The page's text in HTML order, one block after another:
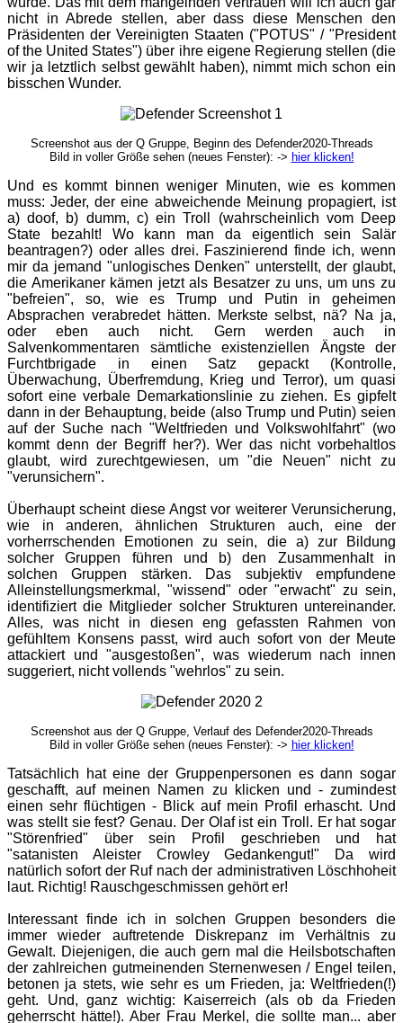
nicht in Abrede stellen, aber dass diese Menschen den
Präsidenten der Vereinigten Staaten ("POTUS" / "President
of the United States") über ihre eigene Regierung stellen (die
wir ja letztlich selbst gewählt haben), nimmt mich schon ein
bisschen Wunder.
Screenshot aus der Q Gruppe, Beginn des Defender2020-Threads
Bild in voller Größe sehen (neues Fenster): -> hier klicken!
Und es kommt binnen weniger Minuten, wie es kommen
muss: Jeder, der eine abweichende Meinung propagiert, ist
a) doof, b) dumm, c) ein Troll (wahrscheinlich vom Deep
State bezahlt! Wo kann man da eigentlich sein Salär
beantragen?) oder alles drei. Faszinierend finde ich, wenn
mir da jemand "unlogisches Denken" unterstellt, der glaubt,
die Amerikaner kämen jetzt als Besatzer zu uns, um uns zu
"befreien", so, wie es Trump und Putin in geheimen
Absprachen verabredet hätten. Merkste selbst, nä? Na ja,
oder eben auch nicht. Gern werden auch in
Salvenkommentaren sämtliche existenziellen Ängste der
Furchtbrigade in einen Satz gepackt (Kontrolle,
Überwachung, Überfremdung, Krieg und Terror), um quasi
sofort eine verbale Demarkationslinie zu ziehen. Es gipfelt
dann in der Behauptung, beide (also Trump und Putin) seien
auf der Suche nach "Weltfrieden und Volkswohlfahrt" (wo
kommt denn der Begriff her?). Wer das nicht vorbehaltlos
glaubt, wird zurechtgewiesen, um "die Neuen" nicht zu
"verunsichern".
Überhaupt scheint diese Angst vor weiterer Verunsicherung,
wie in anderen, ähnlichen Strukturen auch, eine der
vorherrschenden Emotionen zu sein, die a) zur Bildung
solcher Gruppen führen und b) den Zusammenhalt in
solchen Gruppen stärken. Das subjektiv empfundene
Alleinstellungsmerkmal, "wissend" oder "erwacht" zu sein,
identifiziert die Mitglieder solcher Strukturen untereinander.
Alles, was nicht in diesen eng gefassten Rahmen von
gefühltem Konsens passt, wird auch sofort von der Meute
attackiert und "ausgestoßen", was wiederum nach innen
suggeriert, nicht vollends "wehrlos" zu sein.
Screenshot aus der Q Gruppe, Verlauf des Defender2020-Threads
Bild in voller Größe sehen (neues Fenster): -> hier klicken!
Tatsächlich hat eine der Gruppenpersonen es dann sogar
geschafft, auf meinen Namen zu klicken und - zumindest
einen sehr flüchtigen - Blick auf mein Profil erhascht. Und
was stellt sie fest? Genau. Der Olaf ist ein Troll. Er hat sogar
"Störenfried" über sein Profil geschrieben und hat
"satanisten Aleister Crowley Gedankengut!" Da wird
natürlich sofort der Ruf nach der administrativen Löschhoheit
laut. Richtig! Rauschgeschmissen gehört er!
Interessant finde ich in solchen Gruppen besonders die
immer wieder auftretende Diskrepanz im Verhältnis zu
Gewalt. Diejenigen, die auch gern mal die Heilsbotschaften
der zahlreichen gutmeinenden Sternenwesen / Engel teilen,
betonen ja stets, wie sehr es um Frieden, ja: Weltfrieden(!)
geht. Und, ganz wichtig: Kaiserreich (als ob da Frieden
geherrscht hätte!). Aber Frau Merkel, die sollte man... aber